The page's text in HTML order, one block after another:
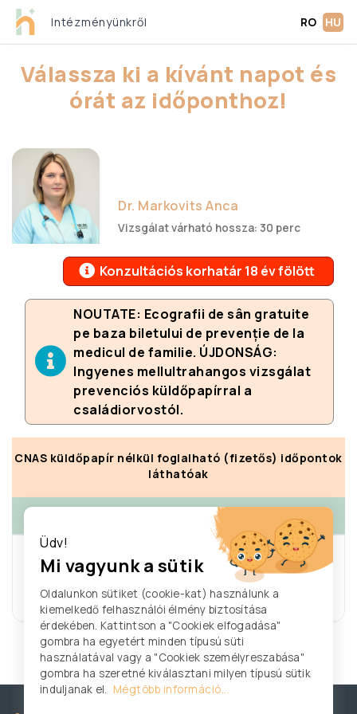
Intézményünkről RO HU
Válassza ki a kívánt napot és
órát az időponthoz!
Dr. Markovits Anca
Vizsgálat várható hossza: 30 perc
Konzultációs korhatár 18 év fölött
NOUTATE: Ecografii de sân gratuite
pe baza biletului de prevenție de la
medicul de familie. ÚJDONSÁG:
Ingyenes mellultrahangos vizsgálat
prevenciós küldőpapírral a
családiorvostól.
CNAS küldőpapír nélkül foglalható (fizetős) időpontok
láthatóak
augusztus 08. >
A hétre nem található egyetlen
időpont sem.
Legelső szabad időpont: 2026/09/10
Üdv!
Mi vagyunk a sütik
Oldalunkon sütiket (cookie-kat) használunk a
kiemelkedő felhasználói élmény biztosítása
érdekében. Kattintson a "Cookiek elfogadása"
gombra ha egyetért minden típusú süti
használatával vagy a "Cookiek személyreszabása"
gombra ha szeretné kiválasztani milyen típusú sütik
induljanak el. Mégtöbb információ...